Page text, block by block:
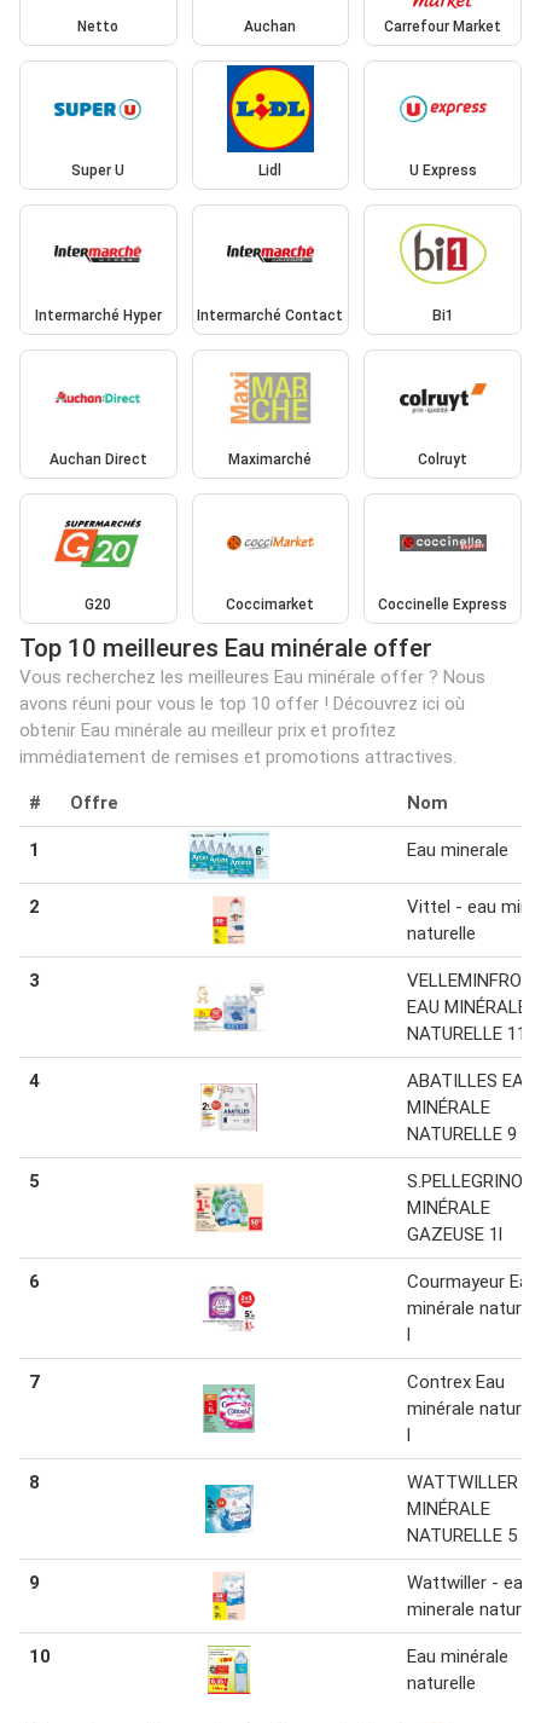
Netto Auchan Carrefour Market
Super U Lidl U Express
Intermarché Hyper Intermarché Contact Bi1
Auchan Direct Maximarché Colruyt
G20 Coccimarket Coccinelle Express
Top 10 meilleures Eau minérale offer
Vous recherchez les meilleures Eau minérale offer ? Nous
avons réuni pour vous le top 10 offer ! Découvrez ici où
obtenir Eau minérale au meilleur prix et profitez
immédiatement de remises et promotions attractives.
# Offre Nom
1 Eau minerale
2
Vittel - eau
naturelle
3
VELLEMINFROY
EAU MINÉRALE
NATURELLE
4
ABATILLES EAU
MINÉRALE
NATURELLE 9 l
5
S.PELLEGRINO
MINÉRALE
GAZEUSE 1l
6
Courmayeur Eau
minérale
l
7
Contrex Eau
minérale
l
8
WATTWILLER
MINÉRALE
NATURELLE 5 L
9
Wattwiller - eau
minerale
10
Eau minérale
naturelle